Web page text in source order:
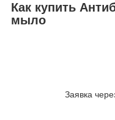
Как купить
мыло
Заявка